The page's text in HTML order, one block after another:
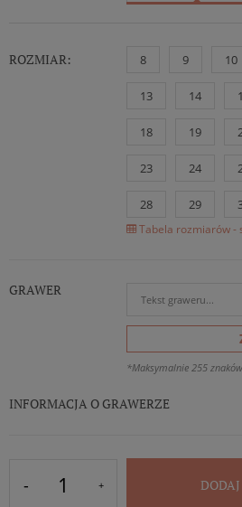
ROZMIAR: 8 9 10
13 14
18 19
23 24
28 29
Tabela rozmiarów -
GRAWER
*Maksymalnie 255
INFORMACJA O GRAWERZE